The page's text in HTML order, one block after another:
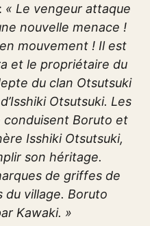
« Le vengeur attaque
nouvelle menace !
mouvement ! Il est
et le propriétaire du
du clan Otsutsuki
Otsutsuki. Les
conduisent Boruto et
Isshiki Otsutsuki,
son héritage.
de griffes de
du village. Boruto
Kawaki. »